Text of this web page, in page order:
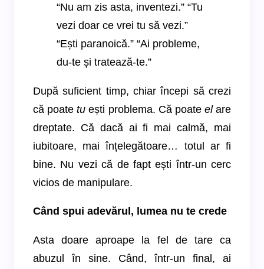
“Nu am zis asta, inventezi.” “Tu
vezi doar ce vrei tu să vezi.”
“Ești paranoică.” “Ai probleme,
du-te și tratează-te.”
După suficient timp, chiar începi să crezi
că poatetu ești problema. Că poate elare
dreptate. Că dacă ai fi mai calmă, mai
iubitoare, mai înțelegătoare… totul ar fi
bine. Nu vezi că de fapt ești într-un cerc
vicios de manipulare.
Când spui adevărul, lumea nu te crede
Asta doare aproape la fel de tare ca
abuzul în sine. Când, într-un final, ai